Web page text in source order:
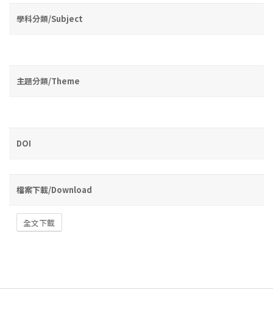
學科分類/Subject
主題分類/Theme
DOI
檔案下載/Download
全文下載